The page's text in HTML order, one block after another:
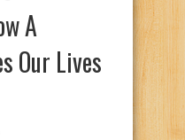
A
Our Lives